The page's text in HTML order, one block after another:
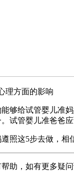
理方面的影响
够给试管婴儿准
试管婴儿准爸爸
照这5步去做，相
助，如有更多疑